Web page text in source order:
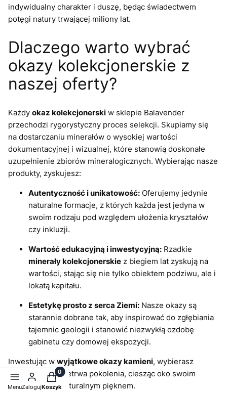
indywidualny charakter i duszę, będąc świadectwem
potęgi natury trwającej miliony lat.
Dlaczego warto wybrać
okazy kolekcjonerskie z
naszej oferty?
Każdy okaz kolekcjonerski w sklepie Balavender
przechodzi rygorystyczny proces selekcji. Skupiamy się
na dostarczaniu minerałów o wysokiej wartości
dokumentacyjnej i wizualnej, które stanowią doskonałe
uzupełnienie zbiorów mineralogicznych. Wybierając nasze
produkty, zyskujesz:
Autentyczność i unikatowość: Oferujemy jedynie
naturalne formacje, z których każda jest jedyna w
swoim rodzaju pod względem ułożenia kryształów
czy inkluzji.
Wartość edukacyjną i inwestycyjną: Rzadkie
minerały kolekcjonerskie z biegiem lat zyskują na
wartości, stając się nie tylko obiektem podziwu, ale i
lokatą kapitału.
Estetykę prosto z serca Ziemi: Nasze okazy są
starannie dobrane tak, aby inspirować do zgłębiania
tajemnic geologii i stanowić niezwykłą ozdobę
gabinetu czy domowej ekspozycji.
Inwestując w wyjątkowe okazy kamieni, wybierasz
jakość, która przetrwa pokolenia, ciesząc oko swoim
niezmiennym, naturalnym pięknem.
MenuZaloguj
Produkty w koszyku: 0. Zobacz szczegóły
Koszyk